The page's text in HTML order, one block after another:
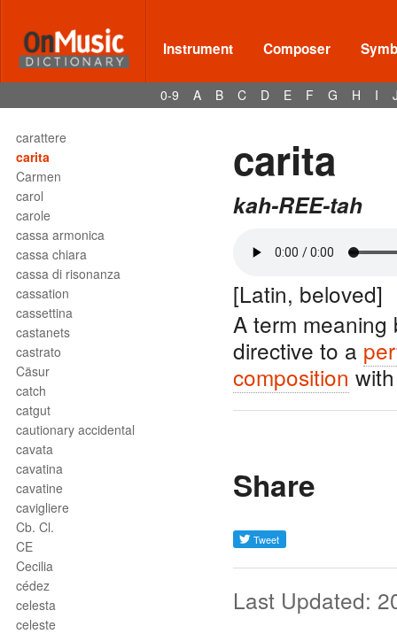
Instrument Composer
0-9 A B C D E F G H I
capo
capocchia
capotasto
carattere
carita
Carmen
carol
carole
cassa armonica
cassa chiara
cassa di risonanza
cassation
cassettina
castanets
castrato
Cäsur
catch
catgut
cautionary accidental
cavata
cavatina
cavatine
cavigliere
Cb. Cl.
CE
Cecilia
cédez
celesta
celeste
carita
kah-REE-tah
[Latin, beloved]
A term
directive to a
composition
Share
Last Updated: